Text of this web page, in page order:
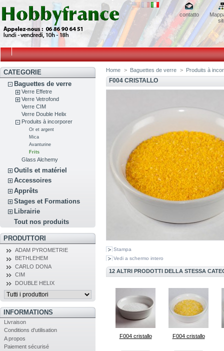
contatto
CATEGORIE
Baguettes de verre
Verre Effetre
Verre Vetrofond
Verre CIM
Verre Double Helix
Produits à incorporer
Or et argent
Mica
Avanturine
Frits
Glass Alchemy
Outils et matériel
Accessoires
Apprêts
Stages et Formations
Librairie
Tout nos produits
PRODUTTORI
ADAM PYROMETRIE
BETHLEHEM
CARLO DONA
CIM
DOUBLE HELIX
INFORMATIONS
Livraison
Conditions d'utilisation
A propos
Paiement sécurisé
Home > Baguettes de verre > Produits à
F004 CRISTALLO
Stampa
Vedi a schermo intero
12 ALTRI PRODOTTI DELLA STESSA
F004 cristallo F004 cristallo